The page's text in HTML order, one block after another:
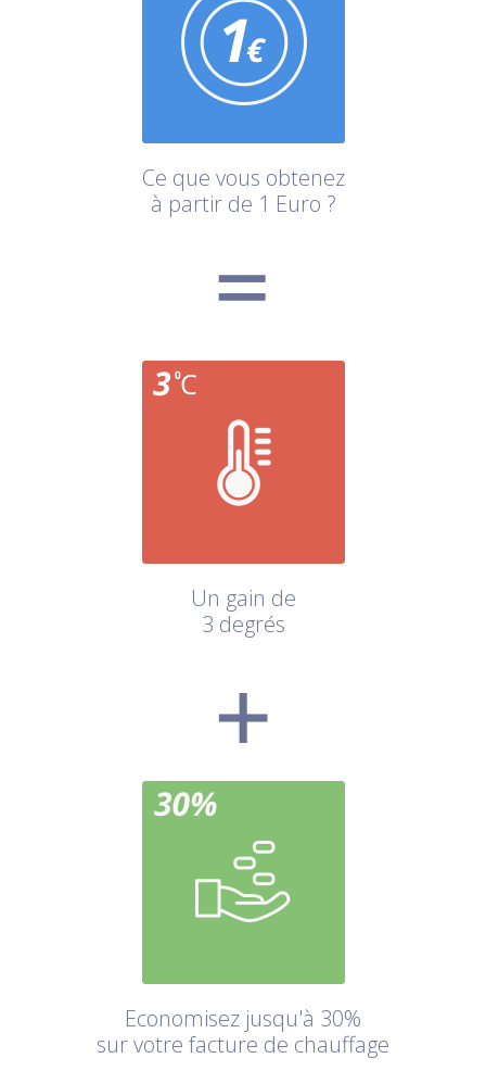
Ce que vous obtenez
à partir de 1 Euro ?
Un gain de
3 degrés
Economisez jusqu'à 30%
sur votre facture de chauffage